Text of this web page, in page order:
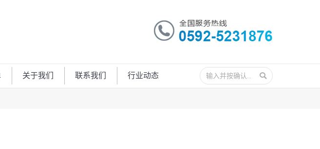
关于我们 联系我们 行业动态
搜
索：